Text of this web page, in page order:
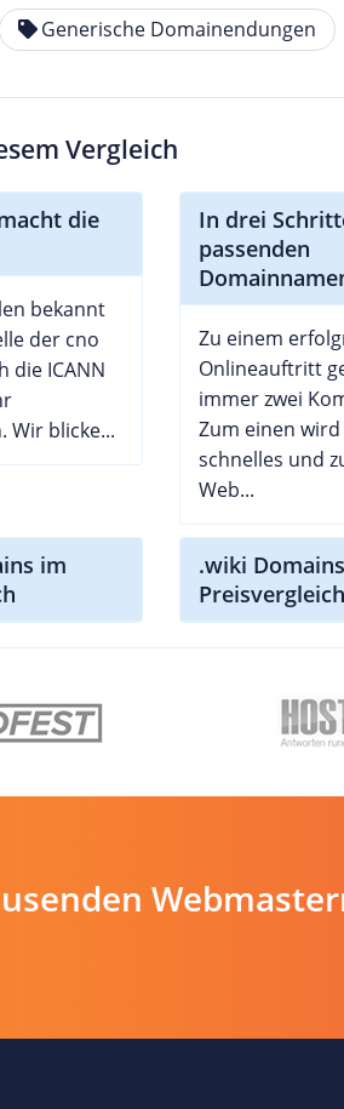
Generische Domainendungen
Vergleich
die
bekannt
der cno
die ICANN
Wir blicke...
In drei
passenden
Zu einem
Onlineauftritt
immer zwei
Zum einen wird
schnelles und
Web...
im
.wiki
Preisvergleich